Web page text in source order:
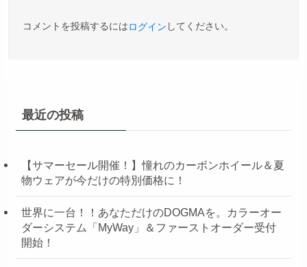
コメントを投稿するにはログイン してください。
最近の投稿
【サマーセール開催！】憧れのカーボンホイール＆夏
物ウェアが今だけの特別価格に！
世界に一台！！あなただけのDOGMAを。カラーオー
ダーシステム「MyWay」＆ファーストオーダー受付
開始！